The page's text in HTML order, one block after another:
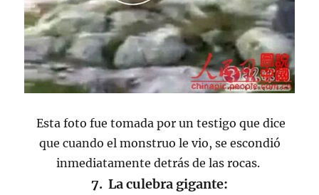
Esta foto fue tomada por un testigo que dice
que cuando el monstruo le vio, se escondió
inmediatamente detrás de las rocas.
7. La culebra gigante: